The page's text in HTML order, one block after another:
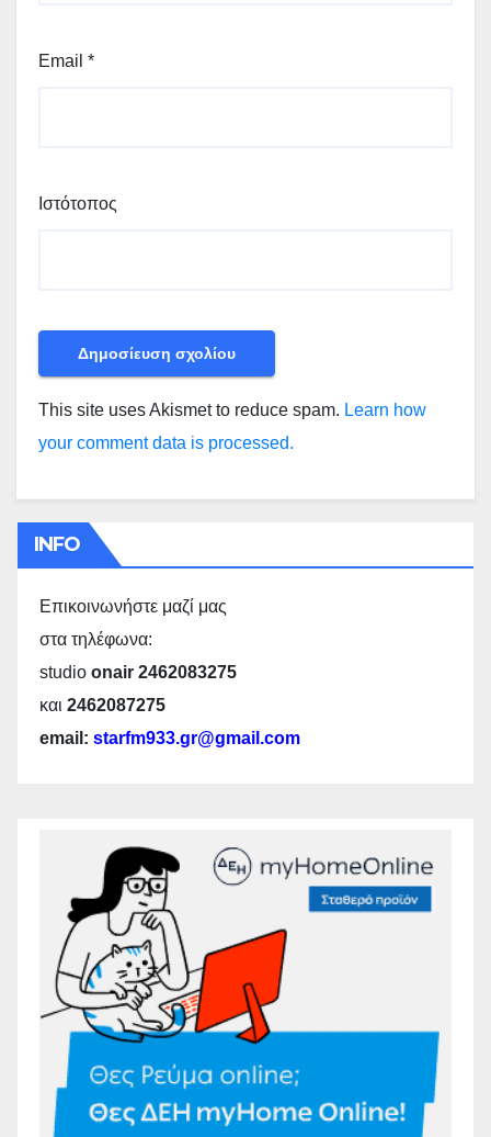
Email *
Ιστότοπος
This site uses Akismet to reduce spam. Learn how
your comment data is processed.
INFO
Επικοινωνήστε μαζί μας
στα τηλέφωνα:
studio onair 2462083275
και 2462087275
email: starfm933.gr@gmail.com